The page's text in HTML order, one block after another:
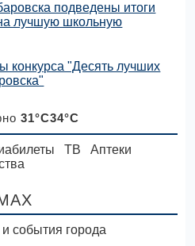
подведены итоги
на лучшую школьную
конкурса "Десять лучших
31°C34°C
ТВ
Аптеки
события города